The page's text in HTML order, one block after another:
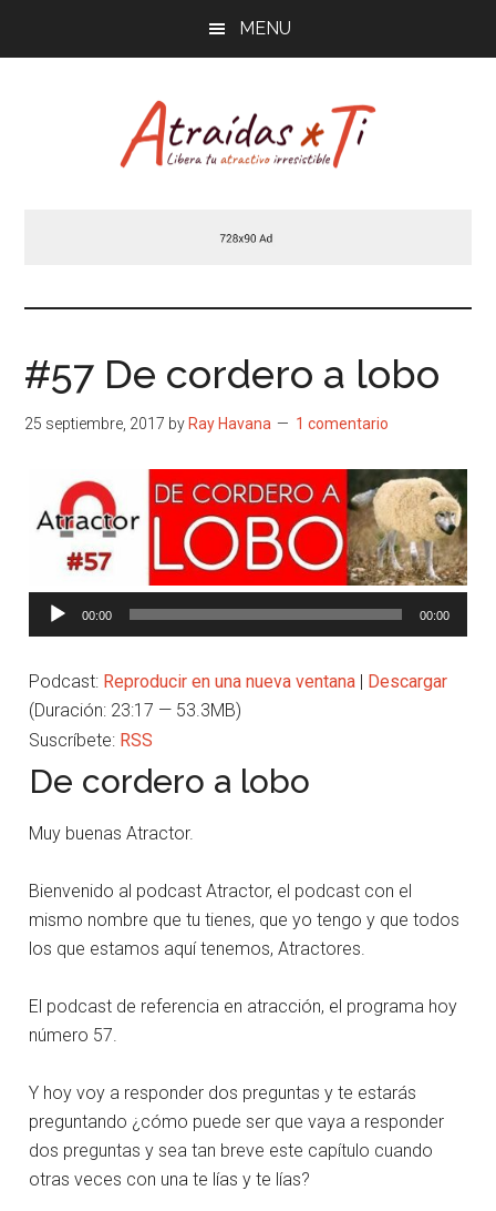
MENU
ti
#57 De cordero a lobo
25 septiembre, 2017 by Ray Havana 1 comentario
Reproductor
de
00:00 00:00
Podcast: Reproducir en una nueva ventana | Descargar
(Duración: 23:17 — 53.3MB)
Suscríbete: RSS
De cordero a lobo
Muy buenas Atractor.
Bienvenido al podcast Atractor, el podcast con el
mismo nombre que tu tienes, que yo tengo y que todos
los que estamos aquí tenemos, Atractores.
El podcast de referencia en atracción, el programa hoy
número 57.
Y hoy voy a responder dos preguntas y te estarás
preguntando ¿cómo puede ser que vaya a responder
dos preguntas y sea tan breve este capítulo cuando
otras veces con una te lías y te lías?